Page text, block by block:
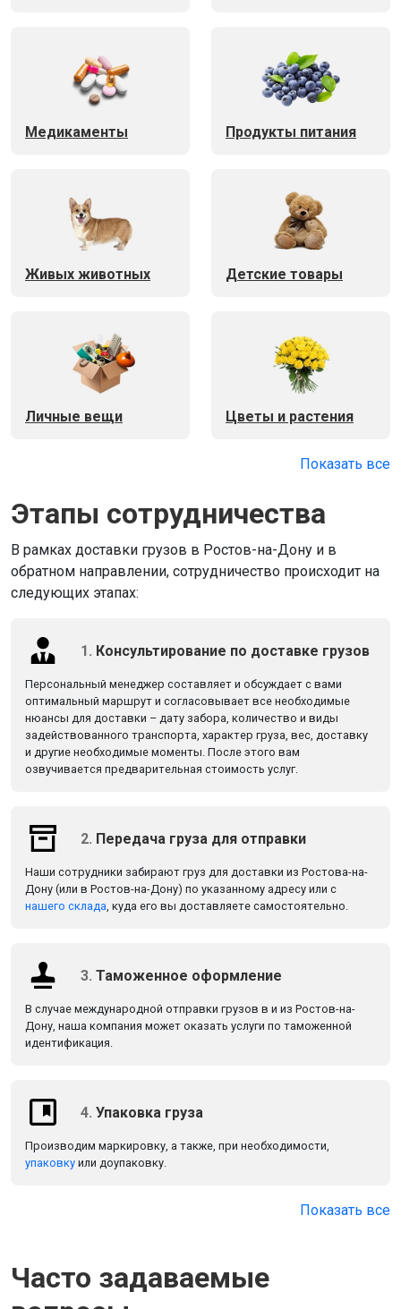
Медикаменты Продукты питания
Живых животных Детские товары
Личные вещи Цветы и растения
Показать все
Этапы сотрудничества
В рамках доставки грузов в Ростов-на-Дону и в
обратном направлении, сотрудничество происходит на
следующих этапах:
1. Консультирование по доставке грузов
Персональный менеджер составляет и обсуждает с вами
оптимальный маршрут и согласовывает все необходимые
нюансы для доставки – дату забора, количество и виды
задействованного транспорта, характер груза, вес, доставку
и другие необходимые моменты. После этого вам
озвучивается предварительная стоимость услуг.
2. Передача груза для отправки
Наши сотрудники забирают груз для доставки из Ростова-на-
Дону (или в Ростов-на-Дону) по указанному адресу или с
нашего склада, куда его вы доставляете самостоятельно.
3. Таможенное оформление
В случае международной отправки грузов в и из Ростов-на-
Дону, наша компания может оказать услуги по таможенной
идентификация.
4. Упаковка груза
Производим маркировку, а также, при необходимости,
упаковку или доупаковку.
Показать все
Часто задаваемые